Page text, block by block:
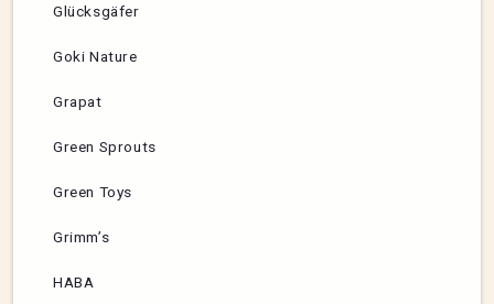
Glücksgäfer
Goki Nature
Grapat
Green Sprouts
Green Toys
Grimm’s
HABA